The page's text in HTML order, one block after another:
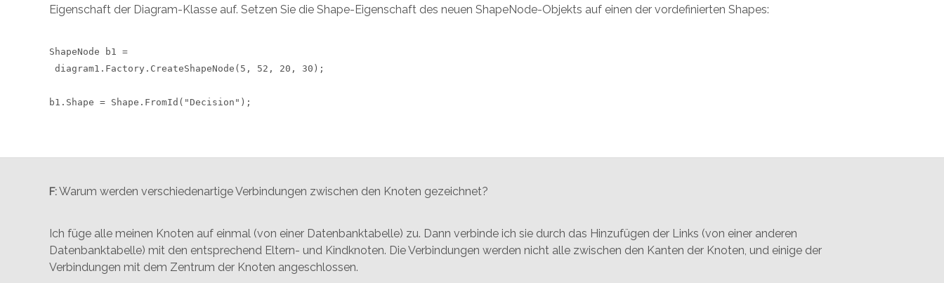
Eigenschaft der Diagram-Klasse auf. Setzen Sie die Shape-Eigenschaft des neuen ShapeNode-Objekts auf einen der vordefinierten Shapes:
ShapeNode b1 =
diagram1.Factory.CreateShapeNode(5, 52, 20, 30);
F:Warum werden verschiedenartige Verbindungen zwischen den Knoten gezeichnet?
Ich füge alle meinen Knoten auf einmal (von einer Datenbanktabelle) zu. Dann verbinde ich sie durch das Hinzufügen der Links (von einer anderen
Datenbanktabelle) mit den entsprechend Eltern- und Kindknoten. Die Verbindungen werden nicht alle zwischen den Kanten der Knoten, und einige der
Verbindungen mit dem Zentrum der Knoten angeschlossen.